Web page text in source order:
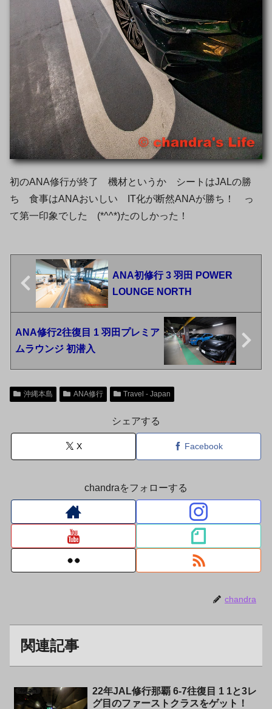
初のANA修行が終了 機材というか シートはJALの勝
ち 食事はANAおいしい IT化が断然ANAが勝ち！ っ
て第一印象でした (*^^*)たのしかった！
ANA初修行 3 羽田 POWER
LOUNGE NORTH
ANA修行2往復目 1 羽田プレミア
ムラウンジ 初潜入
沖縄本島 ANA修行 Travel - Japan
シェアする
X Facebook
chandraをフォローする
chandra
関連記事
沖縄本島
22年JAL修行那覇 6-7往復目 1 1と3レ
グ目のファーストクラスをゲット！